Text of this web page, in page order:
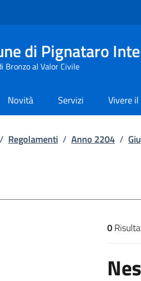
di Pignataro
Bronzo al Valor Civile
Novità Servizi Vivere
/ Regolamenti / Anno 2204 /
0